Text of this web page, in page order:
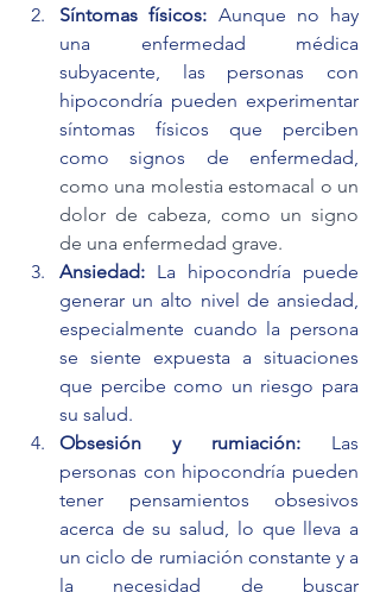
Síntomas físicos: Aunque no hay
una enfermedad médica
subyacente, las personas con
hipocondría pueden experimentar
síntomas físicos que perciben
como una molestia estomacal o un
dolor de cabeza, como un signo
de una enfermedad grave.
Ansiedad: La hipocondría puede
generar un alto nivel de ansiedad,
especialmente cuando la persona
se siente expuesta a situaciones
que percibe como un riesgo para
su salud.
Obsesión y rumiación: Las
personas con hipocondría pueden
tener pensamientos obsesivos
acerca de su salud, lo que lleva a
un ciclo de rumiación constante y a
la necesidad de buscar